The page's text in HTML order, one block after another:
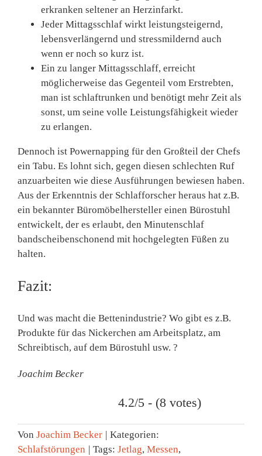
erkranken seltener an Herzinfarkt.
Jeder Mittagsschlaf wirkt leistungsteigernd,
lebensverlängernd und stressmildernd auch
wenn er noch so kurz ist.
Ein zu langer Mittagsschlaff, erreicht
möglicherweise das Gegenteil vom Erstrebten,
man ist schlaftrunken und benötigt mehr Zeit als
sonst, um seine volle Leistungsfähigkeit wieder
zu erlangen.
Dennoch ist Powernapping für den Großteil der Chefs
ein Tabu. Es lohnt sich, gegen diesen schlechten Ruf
anzuarbeiten wie diese Ausführungen bewiesen haben.
Aus der Erkenntnis der Schlafforscher heraus hat z.B.
ein bekannter Büromöbelher­steller einen Bürostuhl
entwi­ckelt, der es erlaubt, den Minu­tenschlaf
bandscheibenscho­nend mit hochgelegten Füßen zu
halten.
Fazit:
Und was macht die Bettenin­dustrie? Wo gibt es z.B.
Produk­te für das Nickerchen am Arbeitsplatz, am
Schreibtisch, auf dem Bürostuhl usw. ?
Joachim Becker
4.2/5 - (8 votes)
Von Joachim Becker | Kategorien:
Schlafstörungen | Tags: Jetlag, Messen,